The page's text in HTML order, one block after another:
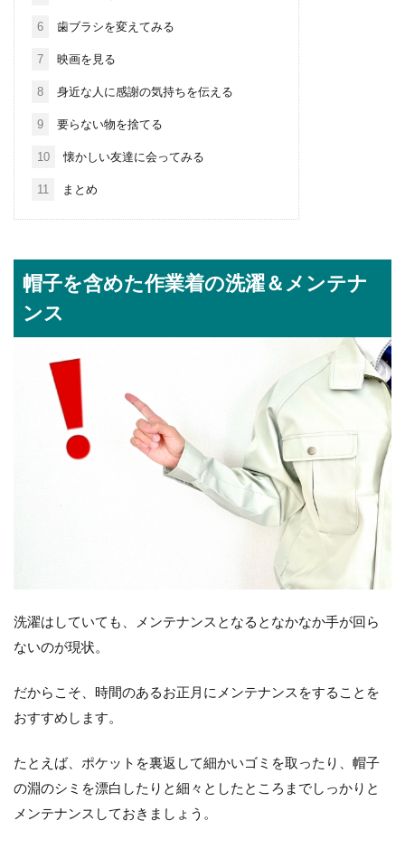
6 歯ブラシを変えてみる
7 映画を見る
8 身近な人に感謝の気持ちを伝える
9 要らない物を捨てる
10 懐かしい友達に会ってみる
11 まとめ
帽子を含めた作業着の洗濯＆メンテナ
ンス
洗濯はしていても、メンテナンスとなるとなかなか手が回ら
ないのが現状。
だからこそ、時間のあるお正月にメンテナンスをすることを
おすすめします。
たとえば、ポケットを裏返して細かいゴミを取ったり、帽子
の淵のシミを漂白したりと細々としたところまでしっかりと
メンテナンスしておきましょう。